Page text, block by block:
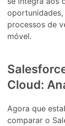
processos de
móvel.
Cloud:
Agora que
comparar o